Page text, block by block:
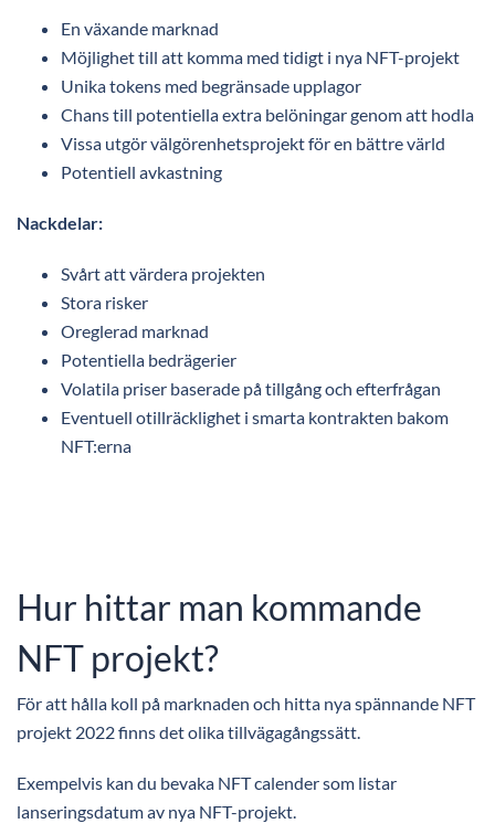
En växande marknad
Möjlighet till att komma med tidigt i nya NFT-projekt
Unika tokens med begränsade upplagor
Chans till potentiella extra belöningar genom att hodla
Vissa utgör välgörenhetsprojekt för en bättre värld
Potentiell avkastning
Nackdelar:
Svårt att värdera projekten
Stora risker
Oreglerad marknad
Potentiella bedrägerier
Volatila priser baserade på tillgång och efterfrågan
Eventuell otillräcklighet i smarta kontrakten bakom
NFT:erna
Hur hittar man kommande
NFT projekt?
För att hålla koll på marknaden och hitta nya spännande NFT
projekt 2022 finns det olika tillvägagångssätt.
Exempelvis kan du bevaka NFT calender som listar
lanseringsdatum av nya NFT-projekt.